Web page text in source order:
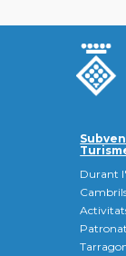
Durant